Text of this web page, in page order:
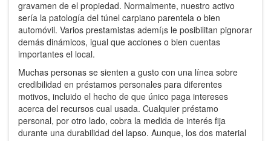
gravamen de el propiedad. Normalmente, nuestro activo
serí­a la patologí­a del túnel carpiano parentela o bien
automóvil. Varios prestamistas ademí¡s le posibilitan pignorar
demás dinámicos, igual que acciones o bien cuentas
importantes el local.
Muchas personas se sienten a gusto con una línea sobre
credibilidad en préstamos personales para diferentes
motivos, incluido el hecho de que único paga intereses
acerca del recursos cual usada. Cualquier préstamo
personal, por otro lado, cobra la medida de interés fija
durante una durabilidad del lapso. Aunque, los dos material